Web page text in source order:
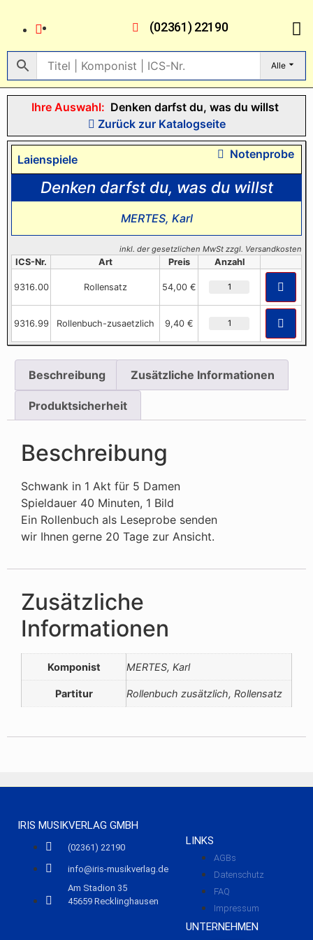
(02361) 22190
Alle
Ihre Auswahl: Denken darfst du, was du willst
Zurück zur Katalogseite
Laienspiele Notenprobe
Denken darfst du, was du willst
MERTES, Karl
inkl. der gesetzlichen MwSt zzgl. Versandkosten
ICS-Nr. Art Preis Anzahl
9316.00 Rollensatz 54,00 €
9316.99 Rollenbuch-zusaetzlich 9,40 €
Beschreibung Zusätzliche Informationen
Produktsicherheit
Beschreibung
Schwank in 1 Akt für 5 Damen
Spieldauer 40 Minuten, 1 Bild
Ein Rollenbuch als Leseprobe senden
wir Ihnen gerne 20 Tage zur Ansicht.
Zusätzliche
Informationen
Komponist MERTES, Karl
Partitur Rollenbuch zusätzlich, Rollensatz
IRIS MUSIKVERLAG GMBH
(02361) 22190
info@iris-musikverlag.de
Am Stadion 35
45659 Recklinghausen
LINKS
AGBs
Datenschutz
FAQ
Impressum
UNTERNEHMEN